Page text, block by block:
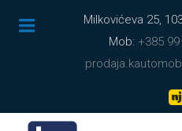
Milkovićeva 25,
Mob: +385